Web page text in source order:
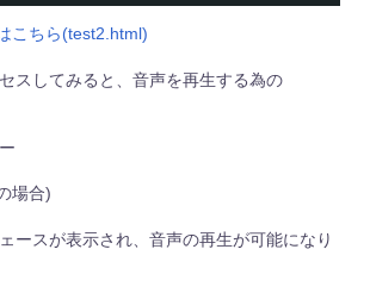
こちら(test2.html)
スしてみると、音声を再生する為の
場合)
ースが表示され、音声の再生が可能になり